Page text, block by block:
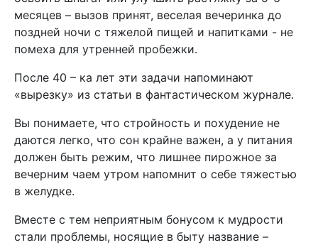
месяцев – вызов принят, веселая вечеринка до
поздней ночи с тяжелой пищей и напитками - не
помеха для утренней пробежки.
После 40 – ка лет эти задачи напоминают
«вырезку» из статьи в фантастическом журнале.
Вы понимаете, что стройность и похудение не
даются легко, что сон крайне важен, а у питания
должен быть режим, что лишнее пирожное за
вечерним чаем утром напомнит о себе тяжестью
в желудке.
Вместе с тем неприятным бонусом к мудрости
стали проблемы, носящие в быту название –